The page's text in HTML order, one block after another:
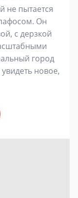
не пытается
Он
с дерзкой
город
новое,